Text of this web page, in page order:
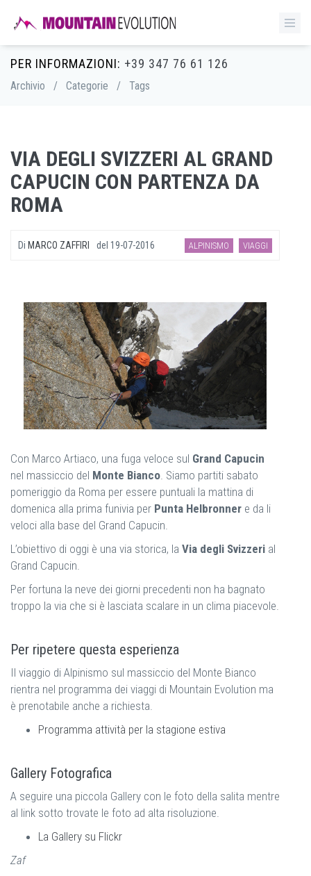
PER INFORMAZIONI: +39 347 76 61 126
Archivio / Categorie / Tags
VIA DEGLI SVIZZERI AL GRAND
CAPUCIN CON PARTENZA DA
ROMA
Di MARCO ZAFFIRI del 19-07-2016 ALPINISMO VIAGGI
Con Marco Artiaco, una fuga veloce sul Grand Capucin
nel massiccio del Monte Bianco. Siamo partiti sabato
pomeriggio da Roma per essere puntuali la mattina di
domenica alla prima funivia per Punta Helbronner e da li
veloci alla base del Grand Capucin.
L’obiettivo di oggi è una via storica, la Via degli Svizzeri al
Grand Capucin.
Per fortuna la neve dei giorni precedenti non ha bagnato
troppo la via che si è lasciata scalare in un clima piacevole.
Per ripetere questa esperienza
Il viaggio di Alpinismo sul massiccio del Monte Bianco
rientra nel programma dei viaggi di Mountain Evolution ma
è prenotabile anche a richiesta.
Programma attività per la stagione estiva
Gallery Fotografica
A seguire una piccola Gallery con le foto della salita mentre
al link sotto trovate le foto ad alta risoluzione.
La Gallery su Flickr
Zaf